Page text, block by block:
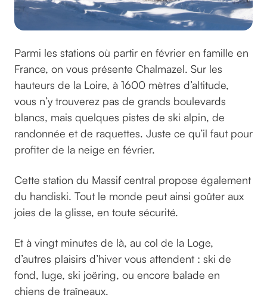
Parmi les stations où partir en février en famille en
France, on vous présente Chalmazel. Sur les
hauteurs de la Loire, à 1600 mètres d’altitude,
vous n’y trouverez pas de grands boulevards
blancs, mais quelques pistes de ski alpin, de
randonnée et de raquettes. Juste ce qu’il faut pour
profiter de la neige en février.
Cette station du Massif central propose également
du handiski. Tout le monde peut ainsi goûter aux
joies de la glisse, en toute sécurité.
Et à vingt minutes de là, au col de la Loge,
d’autres plaisirs d’hiver vous attendent : ski de
fond, luge, ski joëring, ou encore balade en
chiens de traîneaux.